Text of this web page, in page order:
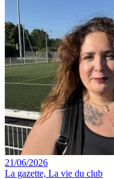
21/06/2026
La gazette, La vie du club